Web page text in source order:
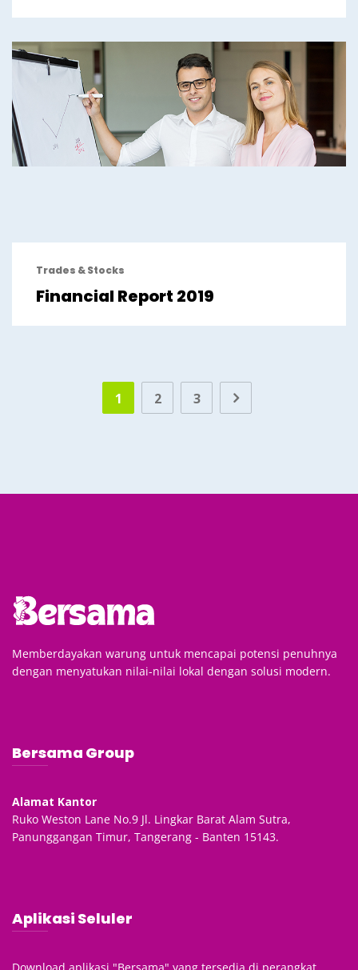
Trades & Stocks
Financial Report 2019
1 2 3
Memberdayakan warung untuk mencapai potensi penuhnya
dengan menyatukan nilai-nilai lokal dengan solusi modern.
Bersama Group
Alamat Kantor
Ruko Weston Lane No.9 Jl. Lingkar Barat Alam Sutra,
Panunggangan Timur, Tangerang - Banten 15143.
Aplikasi Seluler